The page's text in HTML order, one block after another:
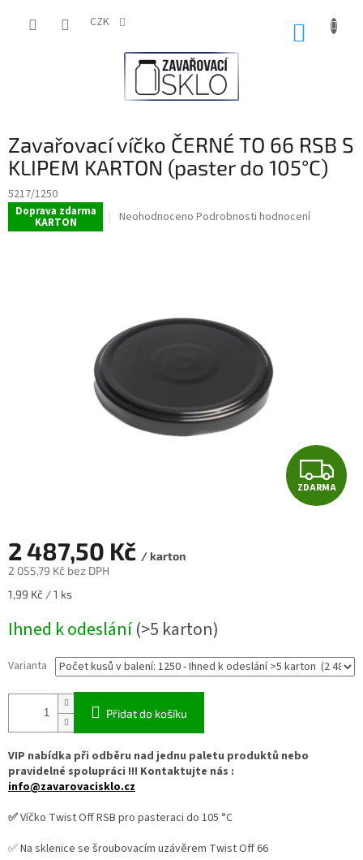
CZK
Zavařovací víčko ČERNÉ TO 66 RSB S
KLIPEM KARTON (paster do 105°C)
5217/1250
Doprava zdarma
KARTON
Průměrné
hvězdiček.
Neohodnoceno Podrobnosti hodnocení
Z
D
ZDARMA
2 487,50 Kč / karton
2 055,79 Kč bez DPH
Měrná
1,99 Kč / 1 ks
Ihned k odeslání(>5 karton)
Varianta
Přidat do košíku
VIP nabídka při odběru nad jednu paletu produktů nebo
pravidelné spolupráci !!! Kontaktujte nás :
info@zavarovacisklo.cz
✅Víčko Twist Off RSB pro pasteraci do 105 °C
✅ Na sklenice se šroubovacím uzávěrem Twist Off 66